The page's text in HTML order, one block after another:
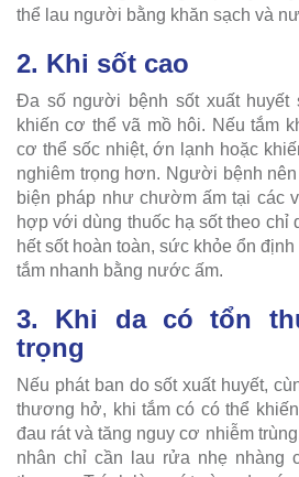
thể lau người bằng khăn sạch và
2. Khi sốt cao
Đa số người bệnh sốt xuất huyết
khiến cơ thể vã mồ hôi. Nếu tắm
cơ thể sốc nhiệt, ớn lạnh hoặc
nghiêm trọng hơn. Người bệnh
biện pháp như chườm ấm tại các
hợp với dùng thuốc hạ sốt theo chỉ
hết sốt hoàn toàn, sức khỏe ổn
tắm nhanh bằng nước ấm.
3. Khi da có tổn
trọng
Nếu phát ban do sốt xuất huyết,
thương hở, khi tắm có có thể
đau rát và tăng nguy cơ nhiễm
nhân chỉ cần lau rửa nhẹ nhàng